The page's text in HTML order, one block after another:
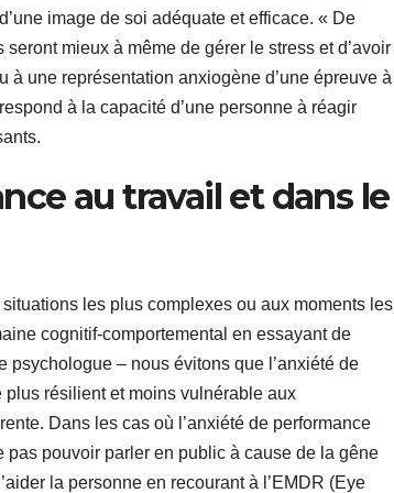
image de soi adéquate et efficace. « De
mieux à même de gérer le stress et d’avoir
une représentation anxiogène d’une épreuve à
à la capacité d’une personne à réagir
au travail et dans le
les plus complexes ou aux moments les
cognitif-comportemental en essayant de
– nous évitons que l’anxiété de
plus résilient et moins vulnérable aux
Dans les cas où l’anxiété de performance
pas pouvoir parler en public à cause de la gêne
la personne en recourant à l’EMDR (Eye